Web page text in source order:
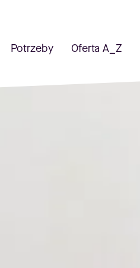
Potrzeby Oferta A_Z